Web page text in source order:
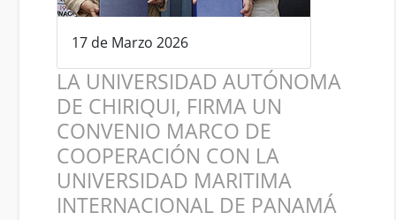
17 de Marzo 2026
LA UNIVERSIDAD AUTÓNOMA
DE CHIRIQUI, FIRMA UN
CONVENIO MARCO DE
COOPERACIÓN CON LA
UNIVERSIDAD MARITIMA
INTERNACIONAL DE PANAMÁ